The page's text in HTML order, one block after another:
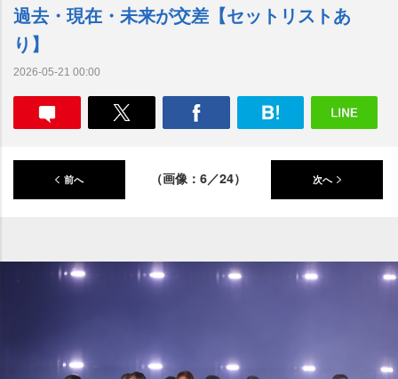
過去・現在・未来が交差【セットリストあ
り】
2026-05-21 00:00
前へ （画像：6／24） 次へ